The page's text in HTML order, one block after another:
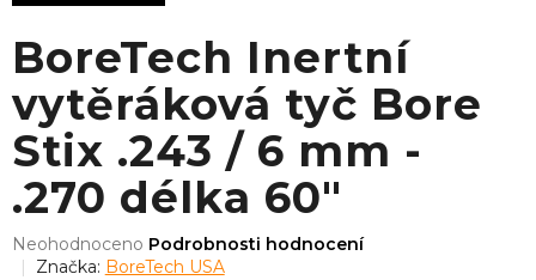
BoreTech Inertní
vytěráková tyč Bore
Stix .243 / 6 mm -
.270 délka 60"
Průměrné
hodnocení
Neohodnoceno Podrobnosti hodnocení
Značka: BoreTech USA